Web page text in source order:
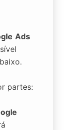
Ads
partes: